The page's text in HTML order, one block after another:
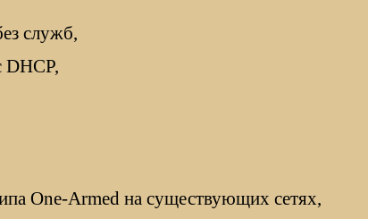
служб,
DHCP,
One-Armed на существующих сетях,